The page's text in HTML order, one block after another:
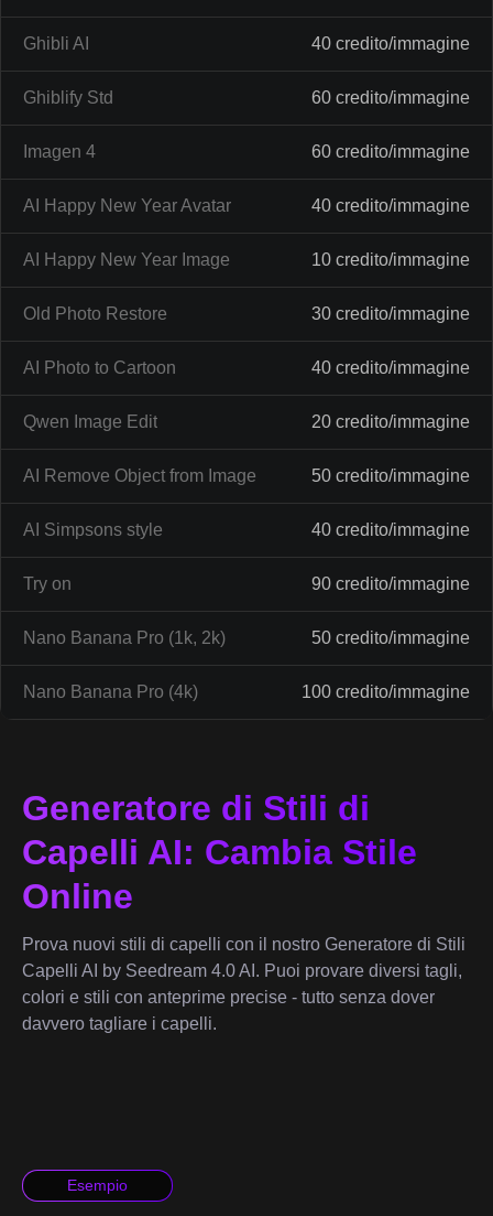
Ghibli AI 40 credito/immagine
Ghiblify Std 60 credito/immagine
Imagen 4 60 credito/immagine
AI Happy New Year Avatar 40 credito/immagine
AI Happy New Year Image 10 credito/immagine
Old Photo Restore 30 credito/immagine
AI Photo to Cartoon 40 credito/immagine
Qwen Image Edit 20 credito/immagine
AI Remove Object from Image 50 credito/immagine
AI Simpsons style 40 credito/immagine
Try on 90 credito/immagine
Nano Banana Pro (1k, 2k) 50 credito/immagine
Nano Banana Pro (4k) 100 credito/immagine
Generatore di Stili di
Capelli AI: Cambia Stile
Online
Prova nuovi stili di capelli con il nostro Generatore di Stili
Capelli AI by Seedream 4.0 AI. Puoi provare diversi tagli,
colori e stili con anteprime precise - tutto senza dover
davvero tagliare i capelli.
Esempio